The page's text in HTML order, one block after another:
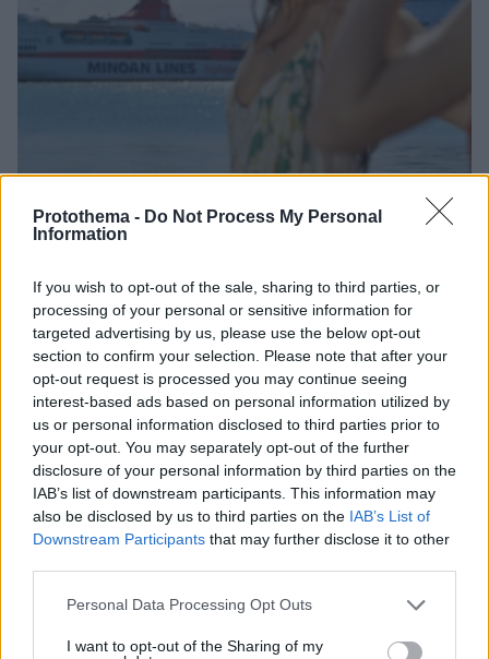
Protothema - Do Not Process My Personal
Information
If you wish to opt-out of the sale, sharing to third parties, or
processing of your personal or sensitive information for
targeted advertising by us, please use the below opt-out
section to confirm your selection. Please note that after your
opt-out request is processed you may continue seeing
interest-based ads based on personal information utilized by
us or personal information disclosed to third parties prior to
your opt-out. You may separately opt-out of the further
disclosure of your personal information by third parties on the
IAB’s list of downstream participants. This information may
also be disclosed by us to third parties on the IAB’s List of
Downstream Participants that may further disclose it to other
Please note that this website/app uses one or more Google
not limited to your visit or usage behaviour. You may click to
Personal Data Processing Opt Outs
I want to opt-out of the Sharing of my
06.08.2026, 10:52
H Kaizen Gaming στο Παγκόσμιο Kύπελλο: Μία
διοργάνωση, δώδεκα πόλεις, χιλιάδες κοινές στιγμές
05.08.2026, 08:38
Πώς μια απλή ιδέα εξελίχθηκε σε κορυφαίο θεσμό
ρομποτικής στην Ελλάδα
04.08.2026, 11:20
ΡΟΗ ΕΙΔΗΣΕΩΝ
Ειδήσεις Δημοφιλή Σχολιασμένα
πριν 10 λεπτά